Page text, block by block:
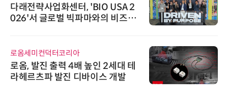
다래전략사업화센터, 'BIO USA 2
026'서 글로벌 빅파마와의 비즈니
로옴세미컨덕터코리아
로옴, 발진 출력 4배 높인 2세대 테
라헤르츠파 발진 디바이스 개발